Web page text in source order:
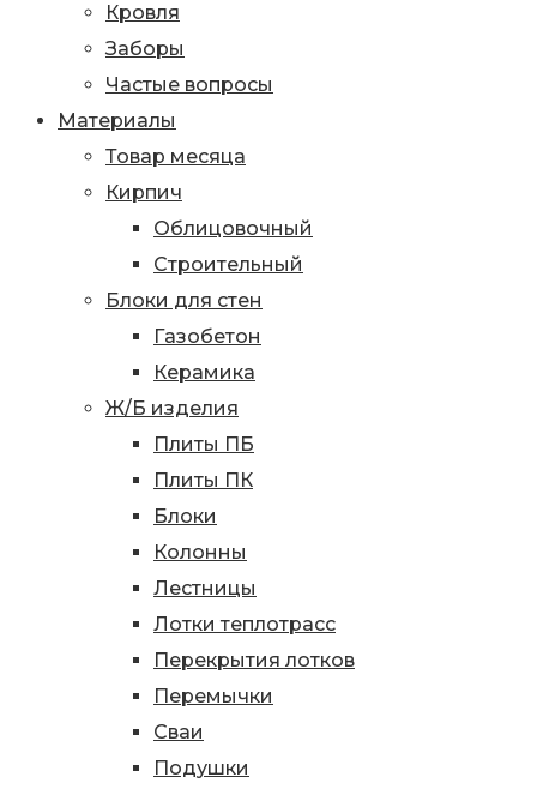
Кровля
Заборы
Частые вопросы
Материалы
Товар месяца
Кирпич
Облицовочный
Строительный
Блоки для стен
Газобетон
Керамика
Ж/Б изделия
Плиты ПБ
Плиты ПК
Блоки
Колонны
Лестницы
Лотки теплотрасс
Перекрытия лотков
Перемычки
Сваи
Подушки